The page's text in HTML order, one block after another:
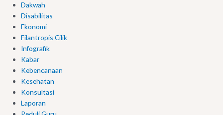
Dakwah
Disabilitas
Ekonomi
Filantropis Cilik
Infografik
Kabar
Kebencanaan
Kesehatan
Konsultasi
Laporan